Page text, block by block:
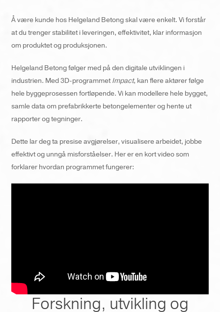
Å være kunde hos Helgeland Betong skal være enkelt. Vi forstår
at du trenger stabilitet i leveringen, effektivitet, klar informasjon
om produktet og produksjonen.
Helgeland Betong følger med på den digitale utviklingen i
industrien. Med 3D-programmetImpact, kan flere aktører følge
hele byggeprosessen fortløpende. Vi kan modellere hele bygget,
samle data om prefabrikkerte betongelementer og hente ut
rapporter og tegninger.
Dette lar deg ta presise avgjørelser, visualisere arbeidet, jobbe
effektivt og unngå misforståelser. Her er en kort video som
forklarer hvordan programmet fungerer:
Forskning, utvikling og